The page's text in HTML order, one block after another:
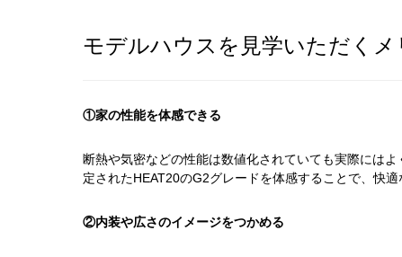
モデルハウスを見学いただくメ
①家の性能を体感できる
断熱や気密などの性能は数値化されていても実際には
定されたHEAT20のG2グレードを体感することで、快適
②内装や広さのイメージをつかめる